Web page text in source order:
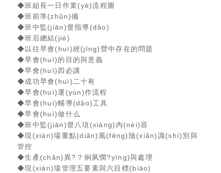
◆班組長一日作業(yè)流程圖
◆班前準(zhǔn)備
◆班中監(jiān)督指導(dǎo)
◆班后總結(jié)
◆以往早會(huì)經(jīng)營中存在的問題
◆早會(huì)的目的與意義
◆早會(huì)四必講
◆成功早會(huì)二十有
◆早會(huì)運(yùn)作流程
◆早會(huì)輔導(dǎo)工具
◆早會(huì)做什么
◆班中監(jiān)督八項(xiàng)內(nèi)容
◆現(xiàn)場重點(diǎn)風(fēng)險(xiǎn)識(shí)別與
管控
◆生產(chǎn)異?？焖夙憫?yīng)與處理
◆現(xiàn)場管理五要素與六目標(biāo)